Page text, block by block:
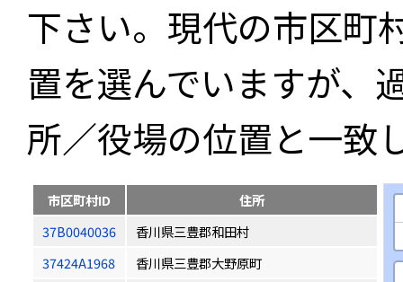
下さい。現代の市区町
置を選んでいますが、
所／役場の位置と一致
市区町村ID
住所
37B0040036
香川県三豊郡和田村
37424A1968
香川県三豊郡大野原町